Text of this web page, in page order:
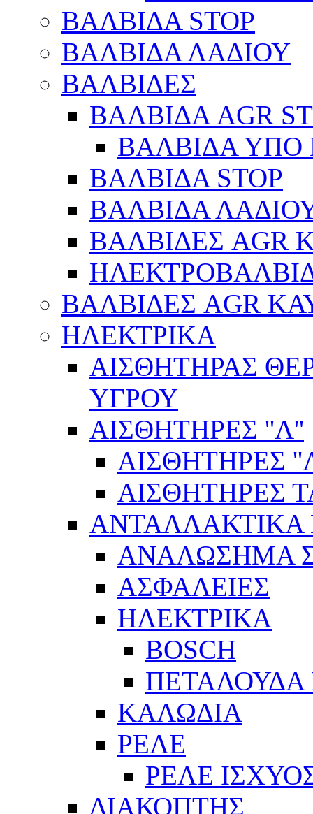
ΒΑΛΒΙΔΑ STOP
ΒΑΛΒΙΔΑ ΛΑΔΙΟΥ
ΒΑΛΒΙΔΕΣ
ΒΑΛΒΙΔΑ AGR
ΒΑΛΒΙΔΑ ΥΠΟ
ΒΑΛΒΙΔΑ STOP
ΒΑΛΒΙΔΑ
ΒΑΛΒΙΔΕΣ AGR
ΒΑΛΒΙΔΕΣ AGR
ΗΛΕΚΤΡΙΚΑ
ΑΙΣΘΗΤΗΡΑΣ
ΥΓΡΟΥ
ΑΙΣΘΗΤΗΡΕΣ ''Λ''
ΑΙΣΘΗΤΗΡEΣ
ΑΙΣΘΗΤΗΡEΣ
ΑΝΤΑΛΛΑΚΤΙΚΑ
ΑΝΑΛΩΣΗΜΑ
ΑΣΦΑΛΕΙΕΣ
ΗΛΕΚΤΡΙΚΑ
BOSCH
ΠΕΤΑΛΟΥΔΑ
ΚΑΛΩΔΙΑ
ΡΕΛΕ
ΡΕΛΕ
ΔΙΑΚΟΠΤΗΣ